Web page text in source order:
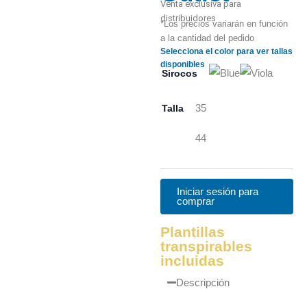
Venta exclusiva para
distribuidores
*Los precios variarán en función
a la cantidad del pedido
Selecciona el color para ver tallas
disponibles
Sirocos
Talla 35
44
Iniciar sesión para
comprar
Plantillas
transpirables
incluidas
Descripción